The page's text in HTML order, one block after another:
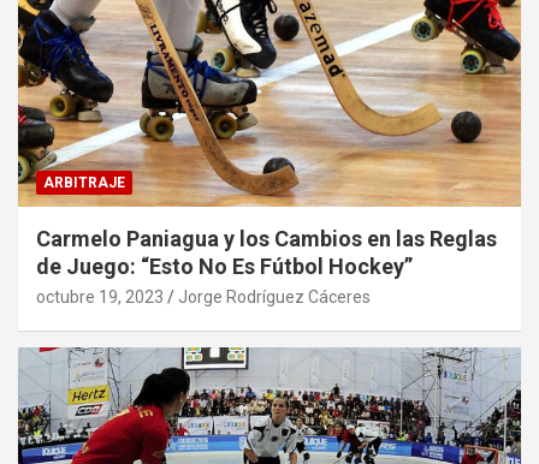
ARBITRAJE
Carmelo Paniagua y los Cambios en las Reglas
de Juego: “Esto No Es Fútbol Hockey”
octubre 19, 2023 Jorge Rodríguez Cáceres